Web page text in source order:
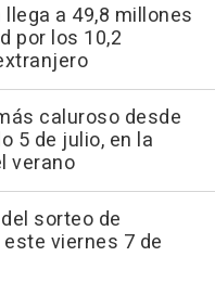
a 49,8 millones
por los 10,2
caluroso desde
5 de julio, en la
verano
sorteo de
viernes 7 de